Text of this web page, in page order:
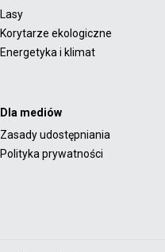
Lasy
Korytarze ekologiczne
Energetyka i klimat
Dla mediów
Zasady udostępniania
Polityka prywatności